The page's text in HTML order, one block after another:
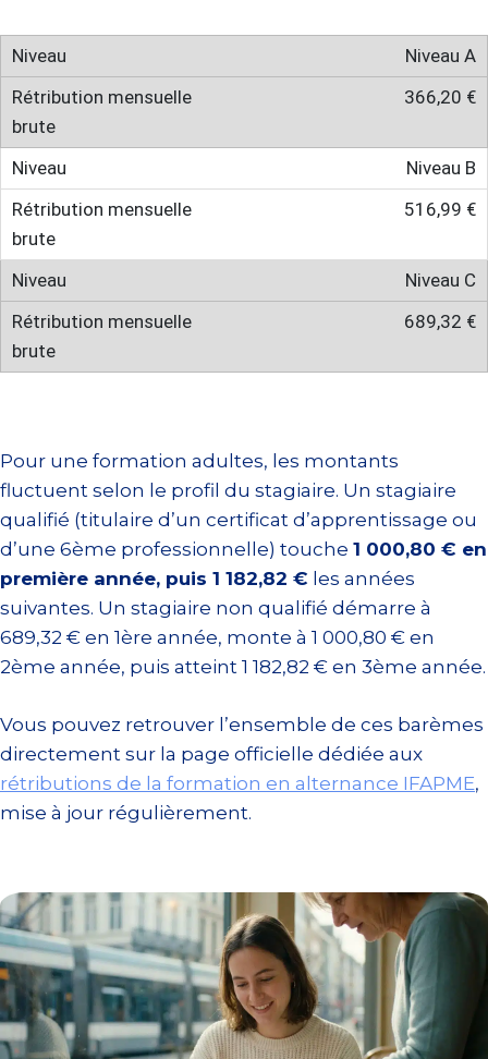
Niveau A
366,20 €
Niveau B
516,99 €
Niveau C
689,32 €
Pour une formation adultes, les montants
fluctuent selon le profil du stagiaire. Un stagiaire
qualifié (titulaire d’un certificat d’apprentissage ou
d’une 6ème professionnelle) touche 1 000,80 € en
première année, puis 1 182,82 € les années
suivantes. Un stagiaire non qualifié démarre à
689,32 € en 1ère année, monte à 1 000,80 € en
2ème année, puis atteint 1 182,82 € en 3ème année.
Vous pouvez retrouver l’ensemble de ces barèmes
directement sur la page officielle dédiée aux
rétributions de la formation en alternance IFAPME,
mise à jour régulièrement.